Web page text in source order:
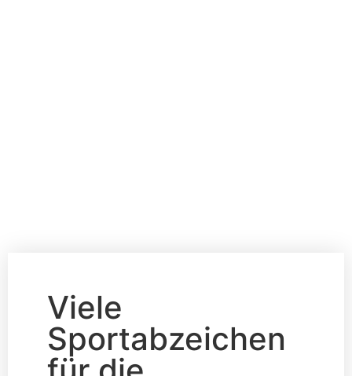
Viele
Sportabzeichen